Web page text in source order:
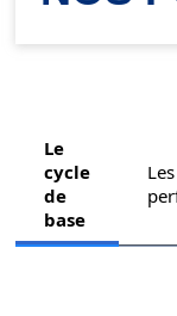
Le
cycle
de
base
Les